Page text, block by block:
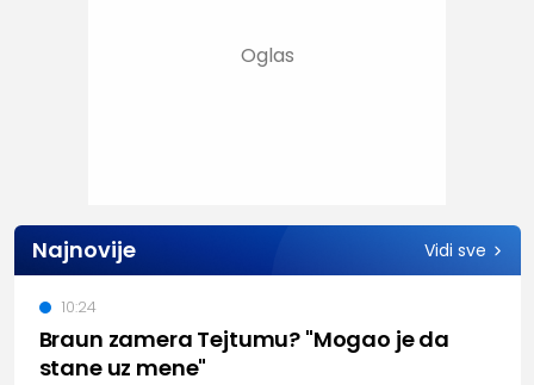
Najnovije Vidi sve
Braun zamera Tejtumu? "Mogao je da
stane uz mene"
10:24